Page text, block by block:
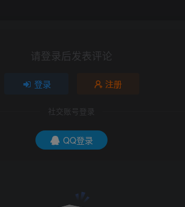
请登录后发表评论
登录 注册
社交账号登录
QQ登录